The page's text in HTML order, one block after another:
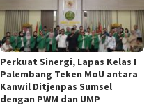
Perkuat Sinergi, Lapas Kelas I
Palembang Teken MoU antara
Kanwil Ditjenpas Sumsel
dengan PWM dan UMP